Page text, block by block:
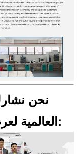
نحن
العالمية لعرض حلول النايلون الخاصة بنا: